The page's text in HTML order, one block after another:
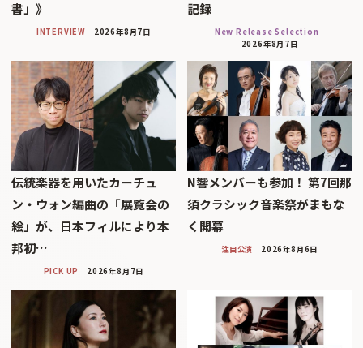
書」》
INTERVIEW 2026年8月7日
記録
New Release Selection
2026年8月7日
伝統楽器を用いたカーチュ
ン・ウォン編曲の「展覧会の
絵」が、日本フィルにより本
邦初…
PICK UP 2026年8月7日
N響メンバーも参加！ 第7回那
須クラシック音楽祭がまもな
く開幕
注目公演 2026年8月6日